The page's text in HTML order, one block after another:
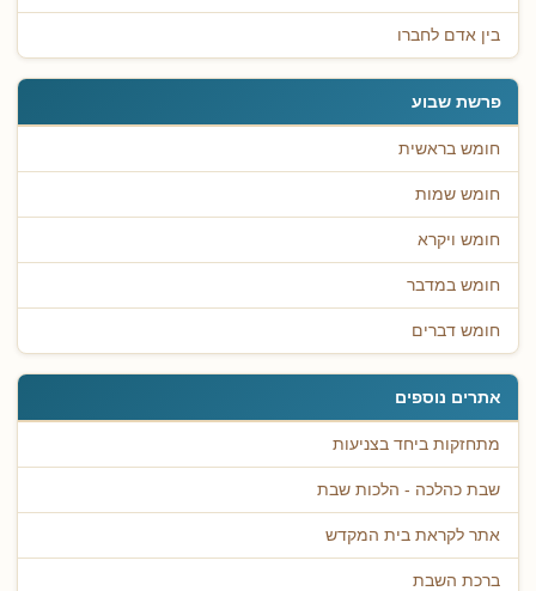
בין אדם לחברו
פרשת שבוע
חומש בראשית
חומש שמות
חומש ויקרא
חומש במדבר
חומש דברים
אתרים נוספים
מתחזקות ביחד בצניעות
שבת כהלכה - הלכות שבת
אתר לקראת בית המקדש
ברכת השבת